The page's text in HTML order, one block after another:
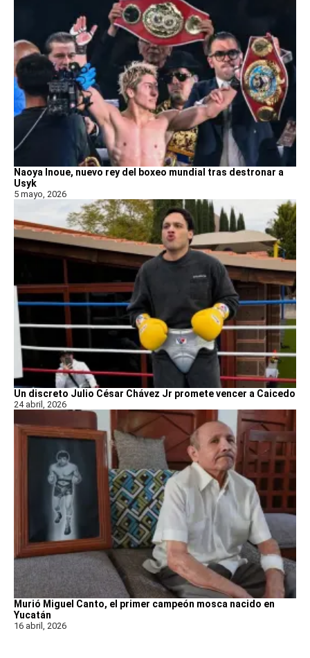
Naoya Inoue, nuevo rey del boxeo mundial tras destronar a
Usyk
5 mayo, 2026
Un discreto Julio César Chávez Jr promete vencer a Caicedo
24 abril, 2026
Murió Miguel Canto, el primer campeón mosca nacido en
Yucatán
16 abril, 2026